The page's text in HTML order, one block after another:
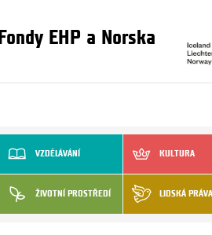
Fondy EHP a Norska
VZDĚLÁVÁNÍ KULTURA
ŽIVOTNÍ PROSTŘEDÍ LIDSKÁ PRÁVA